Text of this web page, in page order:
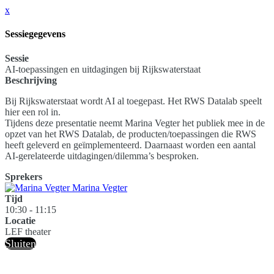
x
Sessiegegevens
Sessie
AI-toepassingen en uitdagingen bij Rijkswaterstaat
Beschrijving
Bij Rijkswaterstaat wordt AI al toegepast. Het RWS Datalab speelt
hier een rol in.
Tijdens deze presentatie neemt Marina Vegter het publiek mee in de
opzet van het RWS Datalab, de producten/toepassingen die RWS
heeft geleverd en geïmplementeerd. Daarnaast worden een aantal
AI-gerelateerde uitdagingen/dilemma’s besproken.
Sprekers
Marina Vegter
Tijd
10:30 - 11:15
Locatie
LEF theater
Sluiten